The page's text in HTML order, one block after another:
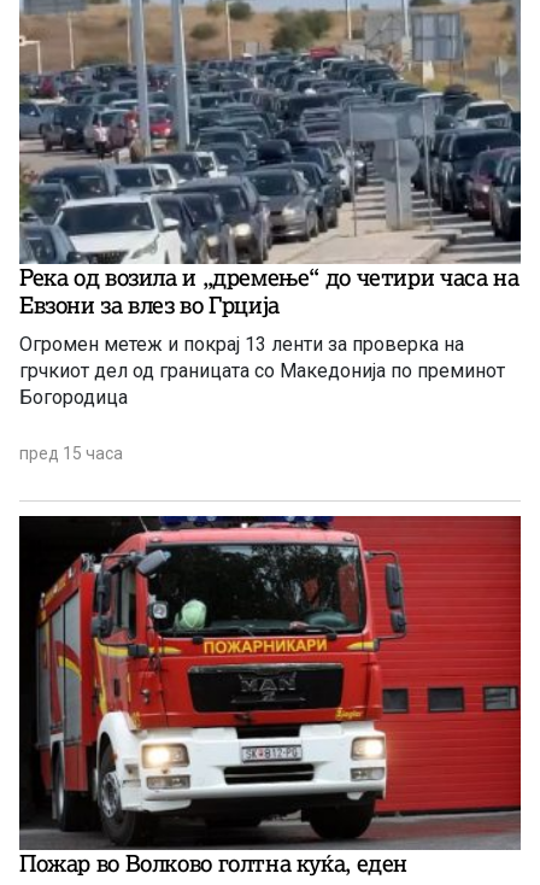
Река од возила и „дремење“ до четири часа на
Евзони за влез во Грција
Огромен метеж и покрај 13 ленти за проверка на
грчкиот дел од границата со Македонија по преминот
Богородица
пред 15 часа
Пожар во Волково голтна куќа, еден